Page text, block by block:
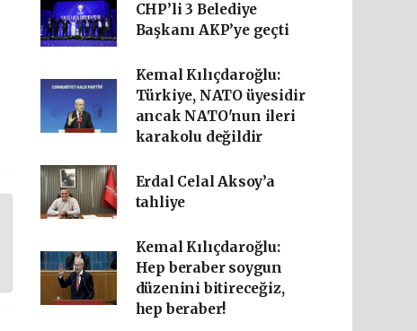
CHP’li 3 Belediye
Başkanı AKP’ye geçti
Kemal Kılıçdaroğlu:
Türkiye, NATO üyesidir
ancak NATO'nun ileri
karakolu değildir
Erdal Celal Aksoy’a
tahliye
Kemal Kılıçdaroğlu:
Hep beraber soygun
düzenini bitireceğiz,
hep beraber!